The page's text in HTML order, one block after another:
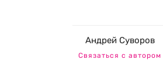
Андрей Суворов
Связаться с автором